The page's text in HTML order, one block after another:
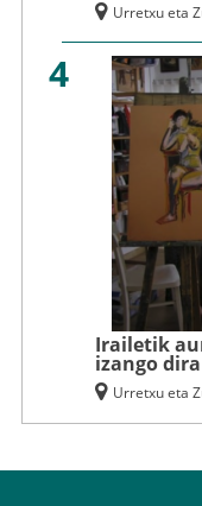
Urretxu eta
4
Irailetik
izango
Urretxu eta